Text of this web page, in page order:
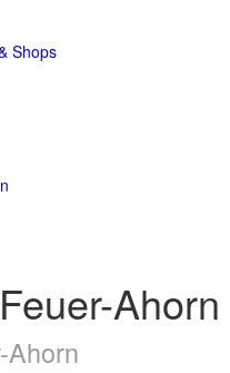
Shops
Ahorn
Ahorn